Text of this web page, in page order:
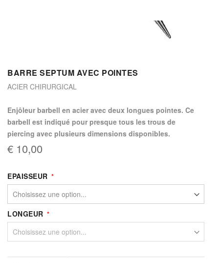
BARRE SEPTUM AVEC POINTES
ACIER CHIRURGICAL
Enjôleur barbell en acier avec deux longues pointes. Ce
barbell est indiqué pour presque tous les trous de
piercing avec plusieurs dimensions disponibles.
€ 10,00
EPAISSEUR
LONGEUR